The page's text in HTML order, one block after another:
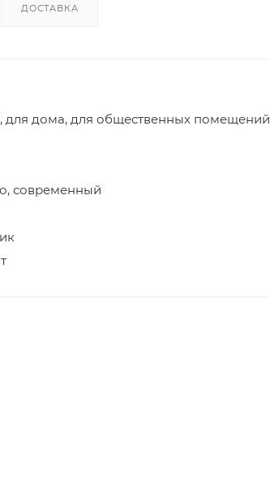
ДОСТАВКА
для дома, для общественных помещений
современный